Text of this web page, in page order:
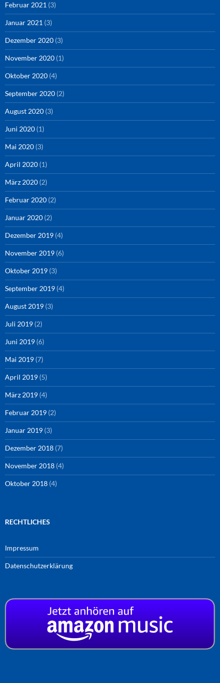
Februar 2021 (3)
Januar 2021 (3)
Dezember 2020 (3)
November 2020 (1)
Oktober 2020 (4)
September 2020 (2)
August 2020 (3)
Juni 2020 (1)
Mai 2020 (3)
April 2020 (1)
März 2020 (2)
Februar 2020 (2)
Januar 2020 (2)
Dezember 2019 (4)
November 2019 (6)
Oktober 2019 (3)
September 2019 (4)
August 2019 (3)
Juli 2019 (2)
Juni 2019 (6)
Mai 2019 (7)
April 2019 (5)
März 2019 (4)
Februar 2019 (2)
Januar 2019 (3)
Dezember 2018 (7)
November 2018 (4)
Oktober 2018 (4)
RECHTLICHES
Impressum
Datenschutzerklärung